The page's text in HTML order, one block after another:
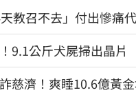
教召不去」付出慘痛
9.1公斤犬屍掃出晶片
慈濟！爽睡10.6億黃